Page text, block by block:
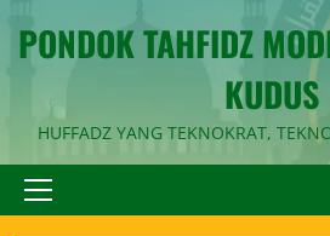
PONDOK TAHFIDZ
KUDUS
HUFFADZ YANG TEKNOKRAT,